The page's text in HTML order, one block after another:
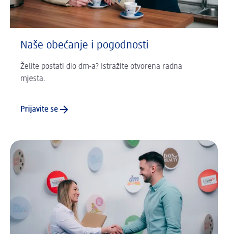
Naše obećanje i pogodnosti
Želite postati dio dm-a? Istražite otvorena radna
mjesta.
Prijavite se